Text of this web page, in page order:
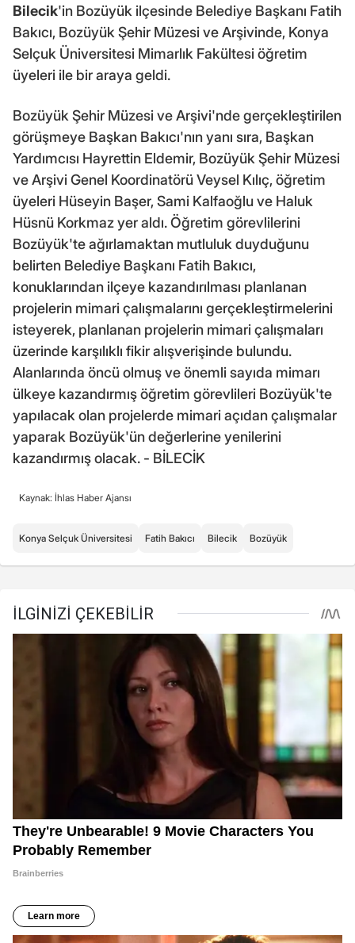
Bilecik'in Bozüyük ilçesinde Belediye Başkanı Fatih
Bakıcı, Bozüyük Şehir Müzesi ve Arşivinde, Konya
Selçuk Üniversitesi Mimarlık Fakültesi öğretim
üyeleri ile bir araya geldi.
Bozüyük Şehir Müzesi ve Arşivi'nde gerçekleştirilen
görüşmeye Başkan Bakıcı'nın yanı sıra, Başkan
Yardımcısı Hayrettin Eldemir, Bozüyük Şehir Müzesi
ve Arşivi Genel Koordinatörü Veysel Kılıç, öğretim
üyeleri Hüseyin Başer, Sami Kalfaoğlu ve Haluk
Hüsnü Korkmaz yer aldı. Öğretim görevlilerini
Bozüyük'te ağırlamaktan mutluluk duyduğunu
belirten Belediye Başkanı Fatih Bakıcı,
konuklarından ilçeye kazandırılması planlanan
projelerin mimari çalışmalarını gerçekleştirmelerini
isteyerek, planlanan projelerin mimari çalışmaları
üzerinde karşılıklı fikir alışverişinde bulundu.
Alanlarında öncü olmuş ve önemli sayıda mimarı
ülkeye kazandırmış öğretim görevlileri Bozüyük'te
yapılacak olan projelerde mimari açıdan çalışmalar
yaparak Bozüyük'ün değerlerine yenilerini
kazandırmış olacak. - BİLECİK
Kaynak: İhlas Haber Ajansı
Konya Selçuk Üniversitesi Fatih Bakıcı Bilecik Bozüyük